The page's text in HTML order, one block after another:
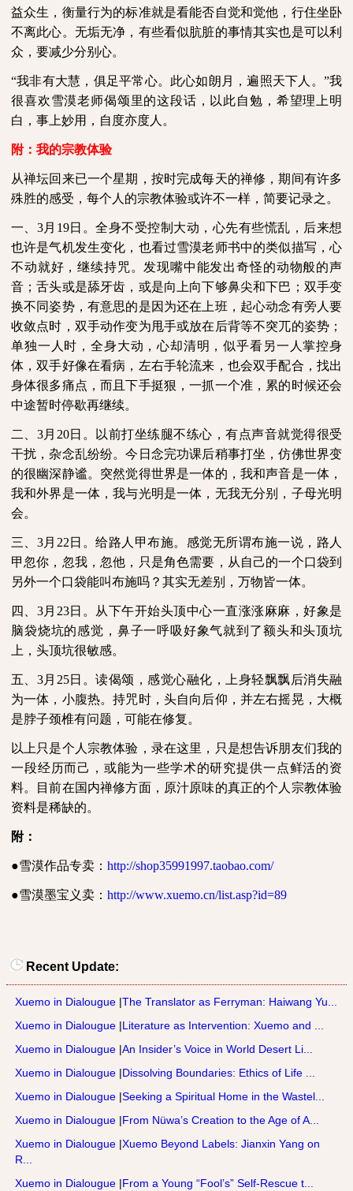
益众生，衡量行为的标准就是看能否自觉和觉他，行住坐卧
不离此心。无垢无净，有些看似肮脏的事情其实也是可以利
众，要减少分别心。
“我非有大慧，俱足平常心。此心如朗月，遍照天下人。”我
很喜欢雪漠老师偈颂里的这段话，以此自勉，希望理上明
白，事上妙用，自度亦度人。
附：我的宗教体验
从禅坛回来已一个星期，按时完成每天的禅修，期间有许多
殊胜的感受，每个人的宗教体验或许不一样，简要记录之。
一、 3月 19日。全身不受控制大动，心先有些慌乱，后来想
也许是气机发生变化，也看过雪漠老师书中的类似描写，心
不动就好，继续持咒。发现嘴中能发出奇怪的动物般的声
音；舌头或是舔牙齿，或是向上向下够鼻尖和下巴；双手变
换不同姿势，有意思的是因为还在上班，起心动念有旁人要
收敛点时，双手动作变为甩手或放在后背等不突兀的姿势；
单独一人时，全身大动，心却清明，似乎看另一人掌控身
体，双手好像在看病，左右手轮流来，也会双手配合，找出
身体很多痛点，而且下手挺狠，一抓一个准，累的时候还会
中途暂时停歇再继续。
二、 3月 20日。以前打坐练腿不练心，有点声音就觉得很受
干扰，杂念乱纷纷。今日念完功课后稍事打坐，仿佛世界变
的很幽深静谧。突然觉得世界是一体的，我和声音是一体，
我和外界是一体，我与光明是一体，无我无分别，子母光明
会。
三、 3月 22 日。给路人甲布施。感觉无所谓布施一说，路人
甲忽你，忽我，忽他，只是角色需要，从自己的一个口袋到
另外一个口袋能叫布施吗？其实无差别，万物皆一体。
四、 3月 23日。从下午开始头顶中心一直涨涨麻麻，好象是
脑袋烧坑的感觉，鼻子一呼吸好象气就到了额头和头顶坑
上，头顶坑很敏感。
五、 3月 25日。读偈颂，感觉心融化，上身轻飘飘后消失融
为一体，小腹热。持咒时，头自向后仰，并左右摇晃，大概
是脖子颈椎有问题，可能在修复。
以上只是个人宗教体验，录在这里，只是想告诉朋友们我的
一段经历而己，或能为一些学术的研究提供一点鲜活的资
料。目前在国内禅修方面，原汁原味的真正的个人宗教体验
资料是稀缺的。
附：
●雪漠作品专卖： http://shop35991997.taobao.com/
●雪漠墨宝义卖： http://www.xuemo.cn/list.asp?id=89
Recent Update:
Xuemo in Dialougue |The Translator as Ferryman: Haiwang Yu...
Xuemo in Dialougue |Literature as Intervention: Xuemo and ...
Xuemo in Dialougue |An Insider’s Voice in World Desert Li...
Xuemo in Dialougue |Dissolving Boundaries: Ethics of Life ...
Xuemo in Dialougue |Seeking a Spiritual Home in the Wastel...
Xuemo in Dialougue |From Nüwa’s Creation to the Age of A...
Xuemo in Dialougue |Xuemo Beyond Labels: Jianxin Yang on
R...
Xuemo in Dialougue |From a Young “Fool’s” Self-Rescue t...